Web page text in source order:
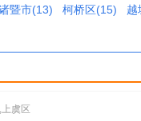
暨市(13) 柯桥区(15)
越
虞区